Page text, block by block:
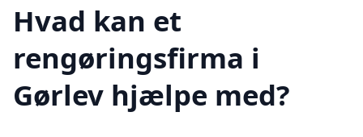
Hvad kan et
rengøringsfirma i
Gørlev hjælpe med?